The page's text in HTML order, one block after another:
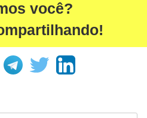
você?